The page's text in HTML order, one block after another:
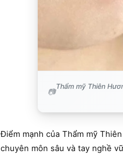
Thẩm mỹ Thiên
Điểm mạnh của Thẩm mỹ
chuyên môn sâu và tay nghề